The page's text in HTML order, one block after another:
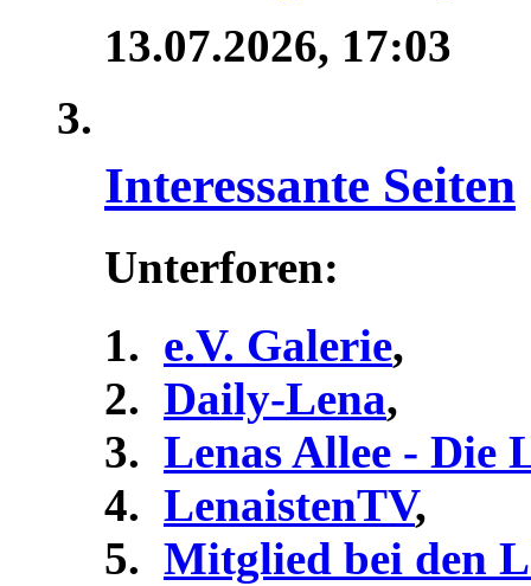
13.07.2026, 17:03
Interessante Seiten
Unterforen:
e.V. Galerie,
Daily-Lena,
Lenas Allee - Die
LenaistenTV,
Mitglied bei den